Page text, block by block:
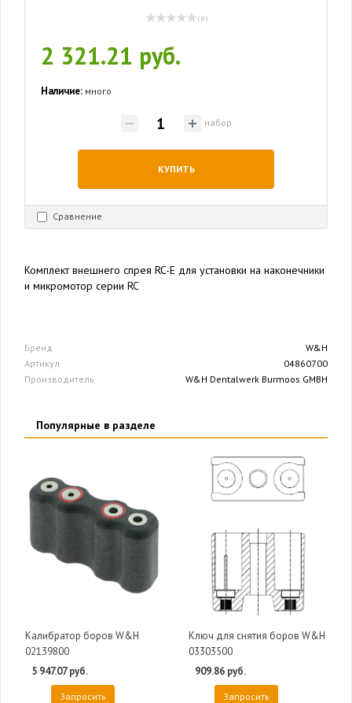
( 0 )
2 321.21 руб.
Наличие: много
набор
КУПИТЬ
Сравнение
Комплект внешнего спрея RC-E для установки на наконечники
и микромотор серии RC
Бренд
W&H
Артикул
04860700
Производитель
W&H Dentalwerk Burmoos GMBH
Популярные в разделе
Калибратор боров W&H
02139800
5 947.07 руб.
Запросить
Ключ для снятия боров W&H
03303500
909.86 руб.
Запросить